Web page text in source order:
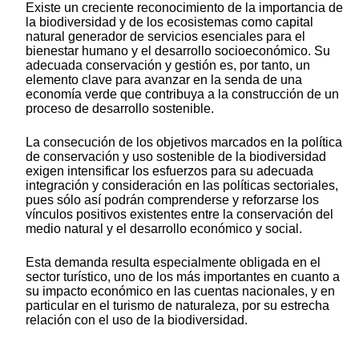
Existe un creciente reconocimiento de la importancia de
la biodiversidad y de los ecosistemas como capital
natural generador de servicios esenciales para el
bienestar humano y el desarrollo socioeconómico. Su
adecuada conservación y gestión es, por tanto, un
elemento clave para avanzar en la senda de una
economía verde que contribuya a la construcción de un
proceso de desarrollo sostenible.
La consecución de los objetivos marcados en la política
de conservación y uso sostenible de la biodiversidad
exigen intensificar los esfuerzos para su adecuada
integración y consideración en las políticas sectoriales,
pues sólo así podrán comprenderse y reforzarse los
vínculos positivos existentes entre la conservación del
medio natural y el desarrollo económico y social.
Esta demanda resulta especialmente obligada en el
sector turístico, uno de los más importantes en cuanto a
su impacto económico en las cuentas nacionales, y en
particular en el turismo de naturaleza, por su estrecha
relación con el uso de la biodiversidad.